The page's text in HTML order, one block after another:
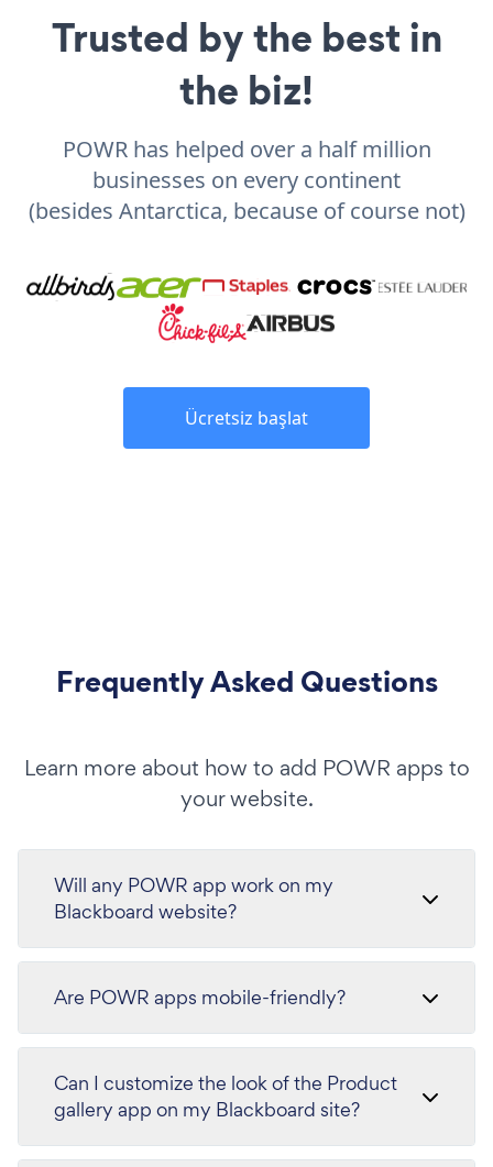
Trusted by the best in
the biz!
POWR has helped over a half million
businesses on every continent
(besides Antarctica, because of course not)
Ücretsiz başlat
Frequently Asked Questions
Learn more about how to add POWR apps to
your website.
Will any POWR app work on my
Blackboard website?
Are POWR apps mobile-friendly?
Can I customize the look of the Product
gallery app on my Blackboard site?